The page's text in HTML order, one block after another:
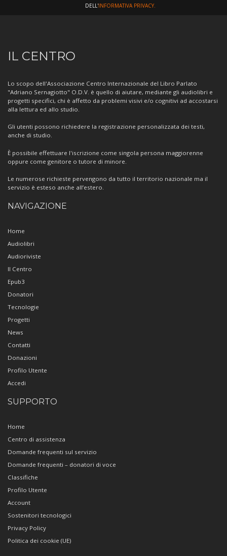
DELL'INFORMATIVA PRIVACY.
Informazioni
sul
Centro
IL CENTRO
Lo scopo dell'Associazione Centro Internazionale del Libro Parlato
"Adriano Sernagiotto" O.D.V. è quello di aiutare, mediante gli audiolibri e
progetti specifici, chi è affetto da problemi visivi e/o cognitivi ad accostarsi
alla lettura ed allo studio.
Gli utenti possono richiedere la registrazione personalizzata dei testi,
anche di studio.
È possibile effettuare l'iscrizione come singola persona maggiorenne
oppure come genitore o tutore di minore.
Le numerose richieste pervengono da tutto il territorio nazionale ma il
servizio è esteso anche all’estero.
NAVIGAZIONE
Home
Audiolibri
Audioriviste
Il Centro
Epub3
Donatori
Tecnologie
Progetti
News
Contatti
Donazioni
Profilo Utente
Accedi
SUPPORTO
Home
Centro di assistenza
Domande frequenti sul servizio
Domande frequenti – donatori di voce
Classifiche
Profilo Utente
Account
Sostenitori tecnologici
Privacy Policy
Politica dei cookie (UE)